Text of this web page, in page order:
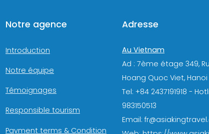
Notre agence
Introduction
Notre équipe
Témoignages
Responsible tourism
Payment terms & Condition
Adresse
Au Vietnam
Ad : 7ème étage 349,
Hoang Quoc Viet, Hanoi
Tel: +84 2437191918 -
983150513
Email: